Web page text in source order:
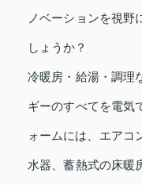
ノベーションを視野
しょうか？
冷暖房・給湯・調理
ギーのすべてを電気
ォームには、エアコ
水器、蓄熱式の床暖